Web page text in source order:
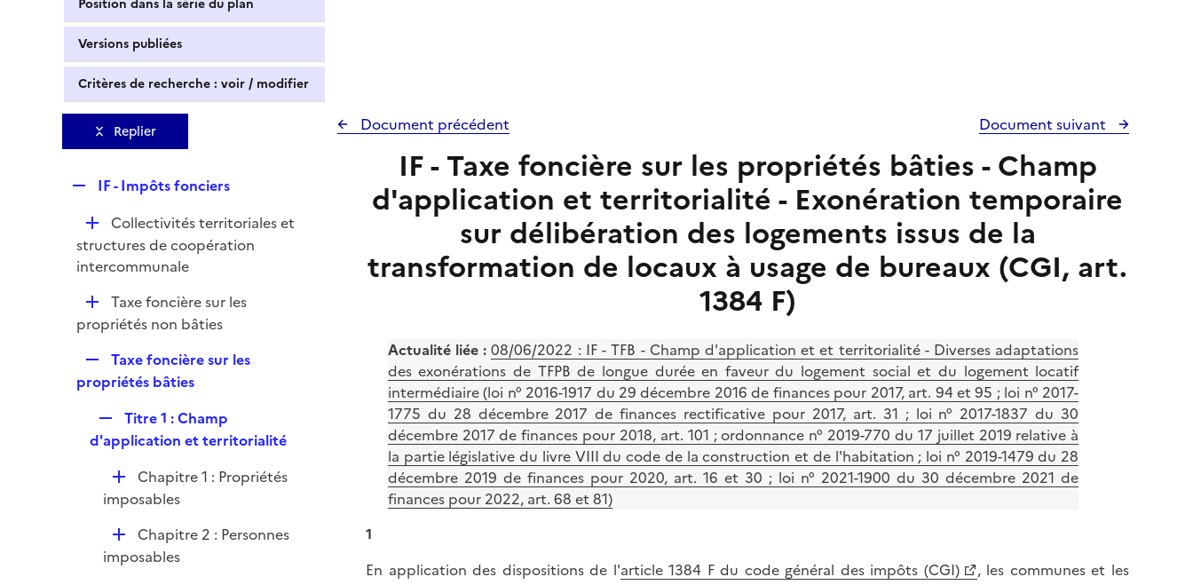
Position dans la série du plan
Versions publiées
Critères de recherche : voir / modifier
Replier
p
l
i
e
r
IF - Impôts fonciers
D
é
p
e
Collectivités territoriales et
structures de coopération
intercommunale
D
é
i
Taxe foncière sur les
propriétés non bâties
e
l
i
Taxe foncière sur les
propriétés bâties
e
l
i
e
r
Titre 1 : Champ
d'application et territorialité
D
é
i
Chapitre 1 : Propriétés
imposables
D
é
Chapitre 2 : Personnes
imposables
Document précédent Document suivant
IF - Taxe foncière sur les propriétés bâties - Champ
d'application et territorialité - Exonération temporaire
sur délibération des logements issus de la
transformation de locaux à usage de bureaux (CGI, art.
1384 F)
Actualité liée : 08/06/2022 : IF - TFB - Champ d'application et et territorialité - Diverses adaptations
des exonérations de TFPB de longue durée en faveur du logement social et du logement locatif
intermédiaire (loi n° 2016-1917 du 29 décembre 2016 de finances pour 2017, art. 94 et 95 ; loi n° 2017-
1775 du 28 décembre 2017 de finances rectificative pour 2017, art. 31 ; loi n° 2017-1837 du 30
décembre 2017 de finances pour 2018, art. 101 ; ordonnance n° 2019-770 du 17 juillet 2019 relative à
la partie législative du livre VIII du code de la construction et de l'habitation ; loi n° 2019-1479 du 28
décembre 2019 de finances pour 2020, art. 16 et 30 ; loi n° 2021-1900 du 30 décembre 2021 de
finances pour 2022, art. 68 et 81)
1
En application des dispositions de l'article 1384 F du code général des impôts (CGI)
, les communes et les